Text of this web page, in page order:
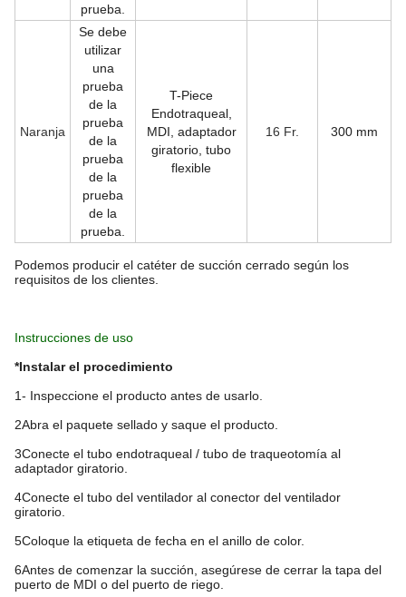
prueba.
Naranja
Se debe
utilizar
una
prueba
de la
prueba
de la
prueba
de la
prueba
de la
prueba.
T-Piece
Endotraqueal,
MDI, adaptador
giratorio, tubo
flexible
16 Fr. 300 mm
Podemos producir el catéter de succión cerrado según los
requisitos de los clientes.
Instrucciones de uso
*Instalar el procedimiento
1- Inspeccione el producto antes de usarlo.
2Abra el paquete sellado y saque el producto.
3Conecte el tubo endotraqueal / tubo de traqueotomía al
adaptador giratorio.
4Conecte el tubo del ventilador al conector del ventilador
giratorio.
5Coloque la etiqueta de fecha en el anillo de color.
6Antes de comenzar la succión, asegúrese de cerrar la tapa del
puerto de MDI o del puerto de riego.